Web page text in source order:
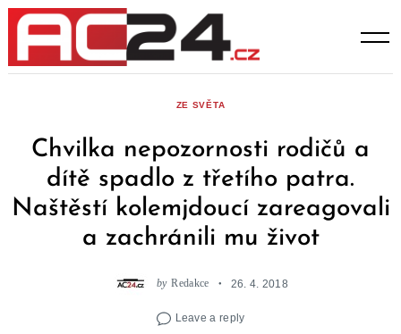
Skip
content
ZE SVĚTA
Chvilka nepozornosti rodičů a
dítě spadlo z třetího patra.
Naštěstí kolemjdoucí zareagovali
a zachránili mu život
by Redakce 26. 4. 2018
Leave a reply